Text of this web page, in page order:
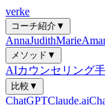
verke
コーチ紹介▼
AnnaJudithMarie
メソッド ▼
AIカウンセリング
比較 ▼
ChatGPTClaude.ai